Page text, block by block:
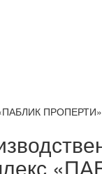
«ПАБЛИК ПРОПЕРТИ»